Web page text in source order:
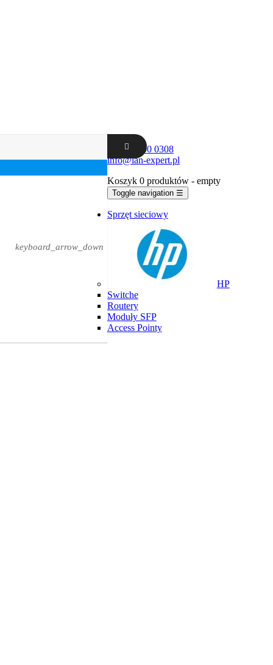
keyboard_arrow_down
+48 62 300 0308
info@lan-expert.pl
Koszyk 0 produktów - empty
Toggle navigation ☰
Sprzęt sieciowy
HP
Switche
Routery
Moduły SFP
Access Pointy